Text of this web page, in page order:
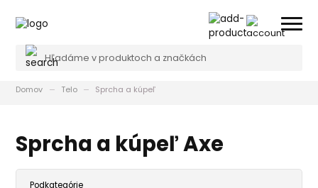
Domov Telo Sprcha a kúpeľ
Sprcha a kúpeľ Axe